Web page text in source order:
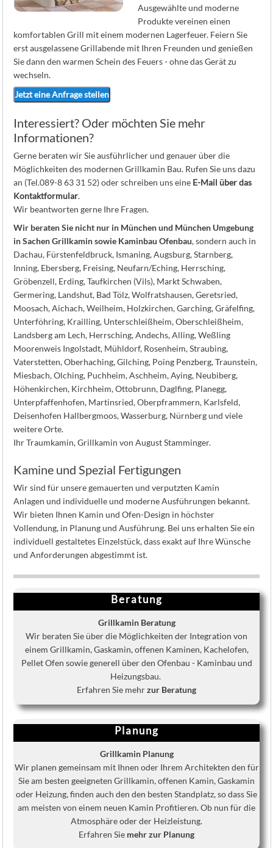
Ausgewählte und moderne
Produkte vereinen einen
komfortablen Grill mit einem modernen Lagerfeuer. Feiern Sie
erst ausgelassene Grillabende mit Ihren Freunden und genießen
Sie dann den warmen Schein des Feuers - ohne das Gerät zu
wechseln.
Jetzt eine Anfrage stellen
Interessiert? Oder möchten Sie mehr
Informationen?
Gerne beraten wir Sie ausführlicher und genauer über die
Möglichkeiten des modernen Grillkamin Bau. Rufen Sie uns dazu
an (Tel.089-8 63 31 52) oder schreiben uns eine E-Mail über das
Kontaktformular.
Wir beantworten gerne Ihre Fragen.
Wir beraten Sie nicht nur in München und München Umgebung
in Sachen Grillkamin sowie Kaminbau Ofenbau, sondern auch in
Dachau, Fürstenfeldbruck, Ismaning, Augsburg, Starnberg,
Inning, Ebersberg, Freising, Neufarn/Eching, Herrsching,
Gröbenzell, Erding, Taufkirchen (Vils), Markt Schwaben,
Germering, Landshut, Bad Tölz, Wolfratshausen, Geretsried,
Moosach, Aichach, Weilheim, Holzkirchen, Garching, Gräfelfing,
Unterföhring, Krailling, Unterschleißheim, Oberschleißheim,
Landsberg am Lech, Herrsching, Andechs, Alling, Weßling
Moorenweis Ingolstadt, Mühldorf, Rosenheim, Straubing,
Vaterstetten, Oberhaching, Gilching, Poing Penzberg, Traunstein,
Miesbach, Olching, Puchheim, Aschheim, Aying, Neubiberg,
Höhenkirchen, Kirchheim, Ottobrunn, Daglfing, Planegg,
Unterpfaffenhofen, Martinsried, Oberpframmern, Karlsfeld,
Deisenhofen Hallbergmoos, Wasserburg, Nürnberg und viele
weitere Orte.
Ihr Traumkamin, Grillkamin von August Stamminger.
Kamine und Spezial Fertigungen
Wir sind für unsere gemauerten und verputzten Kamin
Anlagen und individuelle und moderne Ausführungen bekannt.
Wir bieten Ihnen Kamin und Ofen-Design in höchster
Vollendung, in Planung und Ausführung. Bei uns erhalten Sie ein
individuell gestaltetes Einzelstück, dass exakt auf Ihre Wünsche
und Anforderungen abgestimmt ist.
Beratung
Grillkamin Beratung
Wir beraten Sie über die Möglichkeiten der Integration von
einem Grillkamin, Gaskamin, offenen Kaminen, Kachelofen,
Pellet Ofen sowie generell über den Ofenbau - Kaminbau und
Heizungsbau.
Erfahren Sie mehrzur Beratung
Planung
Grillkamin Planung
Wir planen gemeinsam mit Ihnen oder Ihrem Architekten den für
Sie am besten geeigneten Grillkamin, offenen Kamin, Gaskamin
oder Heizung, finden auch den den besten Standplatz, so dass Sie
am meisten von einem neuen Kamin Profitieren. Ob nun für die
Atmosphäre oder der Heizleistung.
Erfahren Sie mehr zur Planung